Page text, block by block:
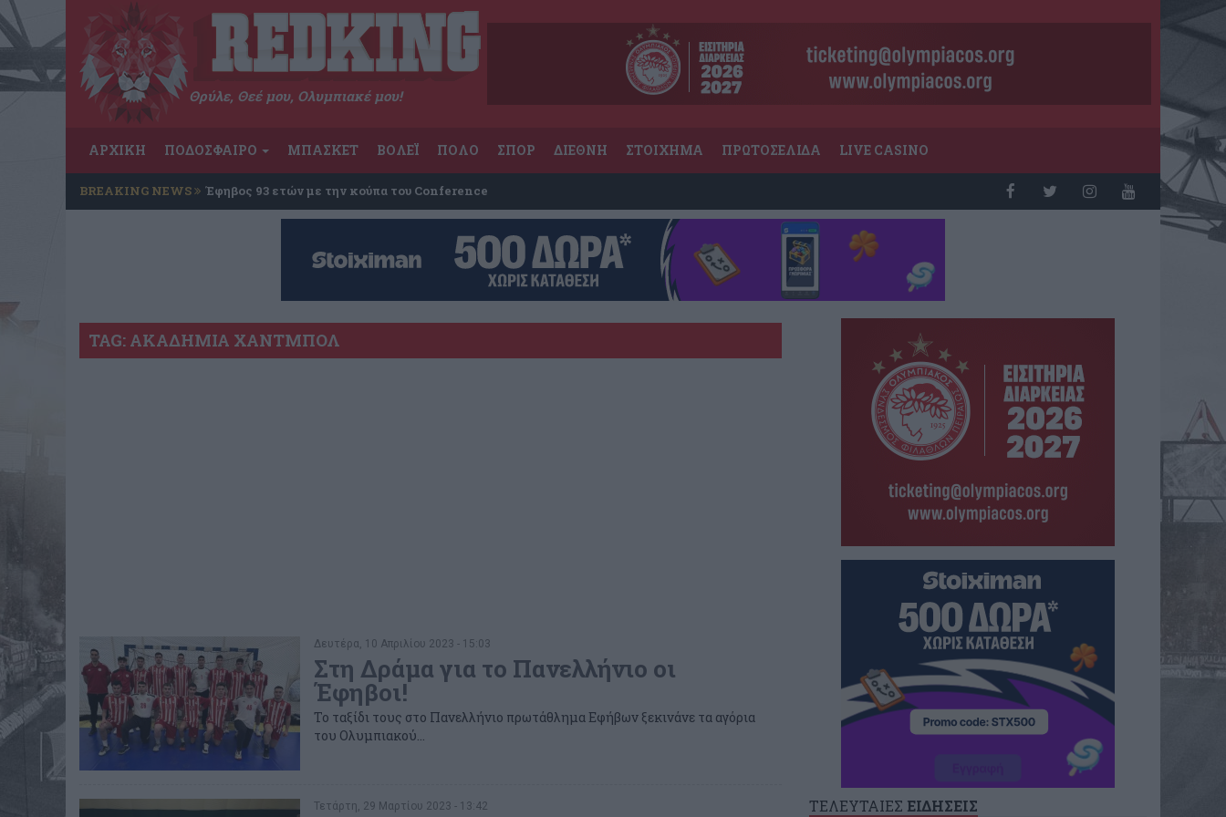
Θρύλε, Θεέ μου, Ολυμπιακέ μου!
ΑΡΧΙΚΗ ΠΟΔΟΣΦΑΙΡΟ ΜΠΑΣΚΕΤ ΒΟΛΕΪ ΠΟΛΟ ΣΠΟΡ ΔΙΕΘΝΗ ΣΤΟΙΧΗΜΑ ΠΡΩΤΟΣΕΛΙΔΑ LIVE CASINO
BREAKING NEWS Έφηβος 93 ετών με την κούπα του Conference
TAG: ΑΚΑΔΗΜΙΑ ΧΑΝΤΜΠΟΛ
Δευτέρα, 10 Απριλίου 2023 - 15:03
Στη Δράμα για το Πανελλήνιο οι
Έφηβοι!
Το ταξίδι τους στο Πανελλήνιο πρωτάθλημα Εφήβων ξεκινάνε τα αγόρια
του Ολυμπιακού...
Τετάρτη, 29 Μαρτίου 2023 - 13:42 ΤΕΛΕΥΤΑΙΕΣ ΕΙΔΗΣΕΙΣ